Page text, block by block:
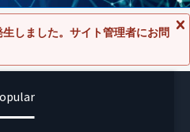
セ
しました。サイト管理者にお問